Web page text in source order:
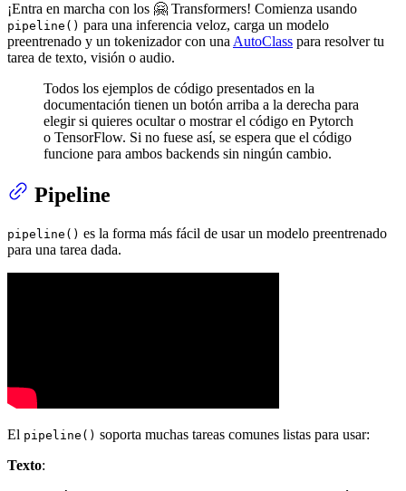
¡Entra en marcha con los 🤗 Transformers! Comienza usando
pipeline() para una inferencia veloz, carga un modelo
preentrenado y un tokenizador con una AutoClass para resolver tu
tarea de texto, visión o audio.
Todos los ejemplos de código presentados en la
documentación tienen un botón arriba a la derecha para
elegir si quieres ocultar o mostrar el código en Pytorch
o TensorFlow. Si no fuese así, se espera que el código
funcione para ambos backends sin ningún cambio.
Pipeline
pipeline() es la forma más fácil de usar un modelo preentrenado
para una tarea dada.
El pipeline() soporta muchas tareas comunes listas para usar:
Texto: